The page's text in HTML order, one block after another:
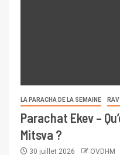
LA PARACHA DE LA SEMAINE
Parachat Ekev –
Mitsva ?
30 juillet 2026 OVDHM